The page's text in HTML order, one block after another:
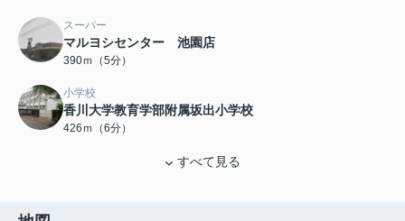
スーパー
マルヨシセンター 池園店
390ｍ（5分）
小学校
香川大学教育学部附属坂出小学校
426ｍ（6分）
すべて見る